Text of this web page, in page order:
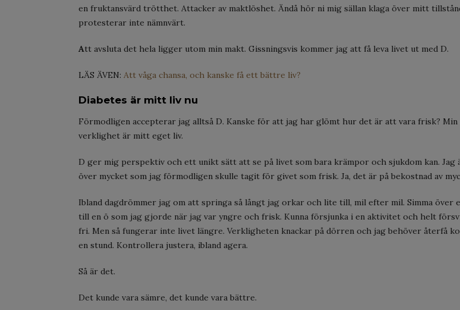
en fruktansvärd trötthet. Attacker av maktlöshet. Ändå hör ni mig sällan klaga över mitt
protesterar inte nämnvärt.
Att avsluta det hela ligger utom min makt. Gissningsvis kommer jag att få leva livet ut med D.
LÄS ÄVEN: Att våga chansa, och kanske få ett bättre liv?
Diabetes är mitt liv nu
Förmodligen accepterar jag alltså D. Kanske för att jag har glömt hur det är att vara frisk? Min
verklighet är mitt eget liv.
D ger mig perspektiv och ett unikt sätt att se på livet som bara krämpor och sjukdom kan. Jag
över mycket som jag förmodligen skulle tagit för givet som frisk. Ja, det är på bekostnad av
Ibland dagdrömmer jag om att springa så långt jag orkar och lite till, mil efter mil. Simma över
till en ö som jag gjorde när jag var yngre och frisk. Kunna försjunka i en aktivitet och helt
fri. Men så fungerar inte livet längre. Verkligheten knackar på dörren och jag behöver återfå
en stund. Kontrollera justera, ibland agera.
Så är det.
Det kunde vara sämre, det kunde vara bättre.